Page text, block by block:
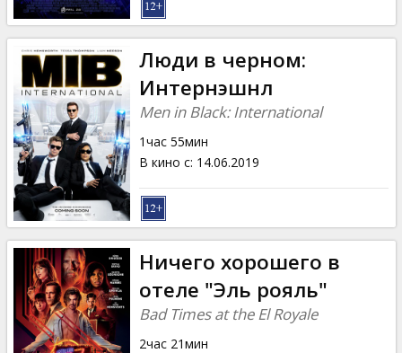
Люди в черном:
Интернэшнл
Men in Black: International
1час 55мин
В кино с: 14.06.2019
Ничего хорошего в
отеле "Эль рояль"
Bad Times at the El Royale
2час 21мин